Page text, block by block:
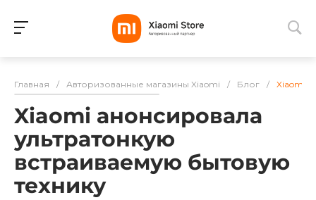
Разбейте
оплатуна части
без переплат
Главная / Авторизованные магазины Xiaomi / Блог / Xiaomi
Xiaomi анонсировала
ультратонкую
встраиваемую бытовую
технику